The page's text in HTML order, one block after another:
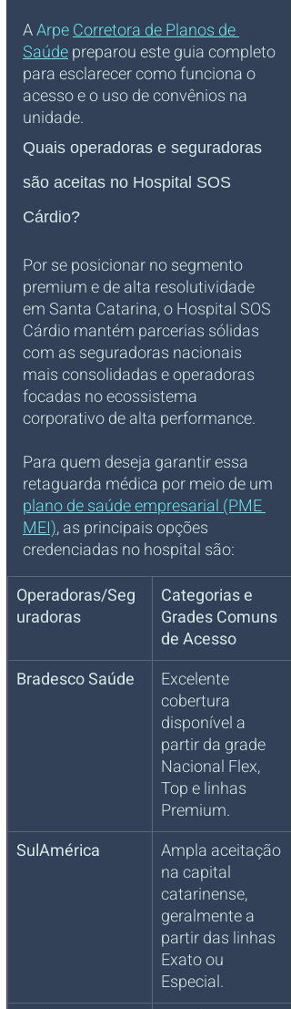
A Arpe Corretora de Planos de
Saúde preparou este guia completo
para esclarecer como funciona o
acesso e o uso de convênios na
unidade.
Quais operadoras e seguradoras
são aceitas no Hospital SOS
Cárdio?
Por se posicionar no segmento
premium e de alta resolutividade
em Santa Catarina, o Hospital SOS
Cárdio mantém parcerias sólidas
com as seguradoras nacionais
mais consolidadas e operadoras
focadas no ecossistema
corporativo de alta performance.
Para quem deseja garantir essa
retaguarda médica por meio de um
plano de saúde empresarial (PME
MEI), as principais opções
credenciadas no hospital são:
Operadoras/Seg
uradoras
Categorias e
Grades Comuns
de Acesso
Bradesco Saúde
Excelente
cobertura
disponível a
partir da grade
Nacional Flex,
Top e linhas
Premium.
SulAmérica
Ampla aceitação
na capital
catarinense,
geralmente a
partir das linhas
Exato ou
Especial.